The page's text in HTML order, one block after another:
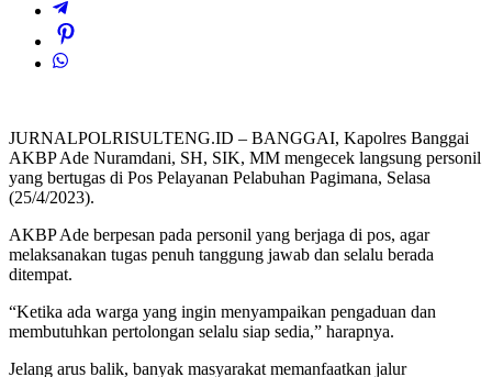
JURNALPOLRISULTENG.ID – BANGGAI, Kapolres Banggai
AKBP Ade Nuramdani, SH, SIK, MM mengecek langsung personil
yang bertugas di Pos Pelayanan Pelabuhan Pagimana, Selasa
(25/4/2023).
AKBP Ade berpesan pada personil yang berjaga di pos, agar
melaksanakan tugas penuh tanggung jawab dan selalu berada
ditempat.
“Ketika ada warga yang ingin menyampaikan pengaduan dan
membutuhkan pertolongan selalu siap sedia,” harapnya.
Jelang arus balik, banyak masyarakat memanfaatkan jalur